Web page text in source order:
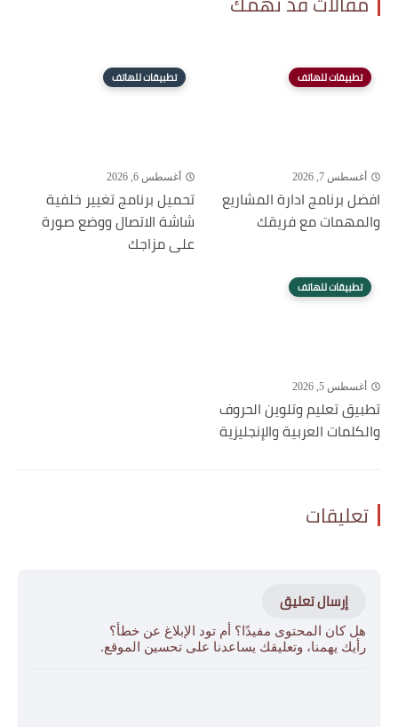
تطبيقات للهاتف
أغسطس 7, 2026
افضل برنامج ادارة المشاريع
والمهمات مع فريقك
تطبيقات للهاتف
أغسطس 6, 2026
تحميل برنامج تغيير خلفية
شاشة الاتصال ووضع صورة
على مزاجك
تطبيقات للهاتف
أغسطس 5, 2026
تطبيق تعليم وتلوين الحروف
والكلمات العربية والإنجليزية
تعليقات
إرسال تعليق
هل كان المحتوى مفيدًا؟ أم تود الإبلاغ عن خطأ؟
رأيك يهمنا، وتعليقك يساعدنا على تحسين الموقع.